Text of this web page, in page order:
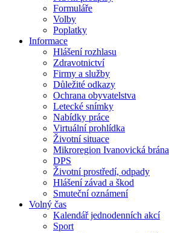
Formuláře
Volby
Poplatky
Informace
Hlášení rozhlasu
Zdravotnictví
Firmy a služby
Důležité odkazy
Ochrana obyvatelstva
Letecké snímky
Nabídky práce
Virtuální prohlídka
Životní situace
Mikroregion Ivanovická brána
DPS
Životní prostředí, odpady
Hlášení závad a škod
Smuteční oznámení
Volný čas
Kalendář jednodenních akcí
Sport